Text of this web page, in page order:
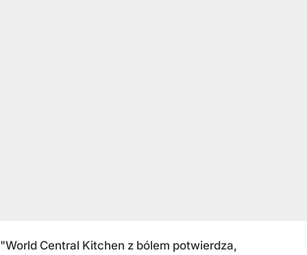
"World Central Kitchen z bólem potwierdza,